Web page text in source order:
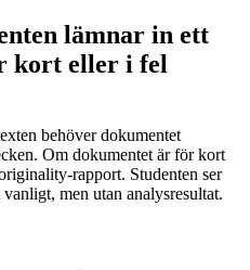
lämnar in ett
kort eller i fel
behöver dokumentet
Om dokumentet är för kort
rapport. Studenten ser
men utan analysresultat.